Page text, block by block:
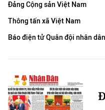
Đảng Cộng sản Việt Nam
Thông tấn xã Việt Nam
Báo điện tử Quân đội nhân dân